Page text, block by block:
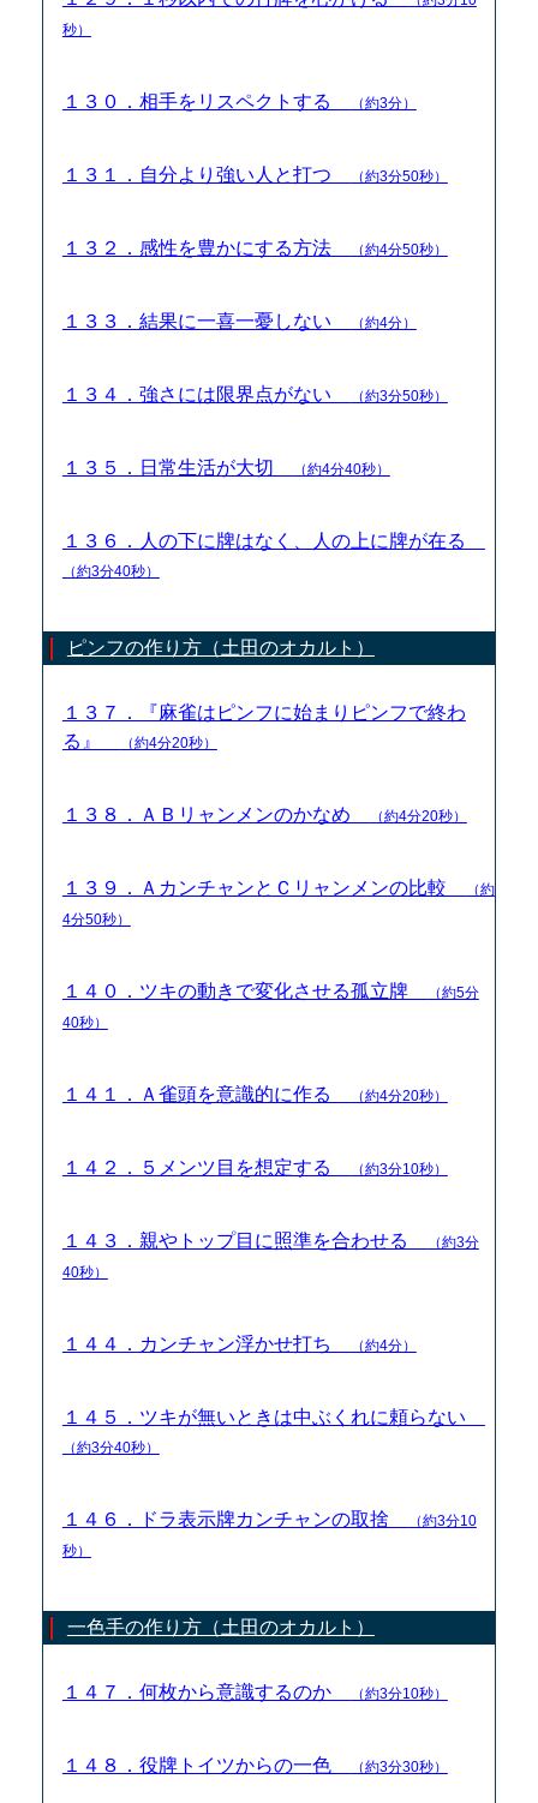
秒）
１３０．相手をリスペクトする （約3分）
１３１．自分より強い人と打つ （約3分50秒）
１３２．感性を豊かにする方法 （約4分50秒）
１３３．結果に一喜一憂しない （約4分）
１３４．強さには限界点がない （約3分50秒）
１３５．日常生活が大切 （約4分40秒）
１３６．人の下に牌はなく、人の上に牌が在る
（約3分40秒）
ピンフの作り方（土田のオカルト）
１３７．『麻雀はピンフに始まりピンフで終わ
る』
（約4分20秒）
１３８．ＡＢリャンメンのかなめ （約4分20秒）
１３９．ＡカンチャンとＣリャンメンの比較
（約
4分50秒）
１４０．ツキの動きで変化させる孤立牌
（約5分
40秒）
１４１．Ａ雀頭を意識的に作る （約4分20秒）
１４２．５メンツ目を想定する （約3分10秒）
１４３．親やトップ目に照準を合わせる
（約3分
40秒）
１４４．カンチャン浮かせ打ち （約4分）
１４５．ツキが無いときは中ぶくれに頼らない
（約3分40秒）
１４６．ドラ表示牌カンチャンの取捨
（約3分10
秒）
一色手の作り方（土田のオカルト）
１４７．何枚から意識するのか （約3分10秒）
１４８．役牌トイツからの一色 （約3分30秒）